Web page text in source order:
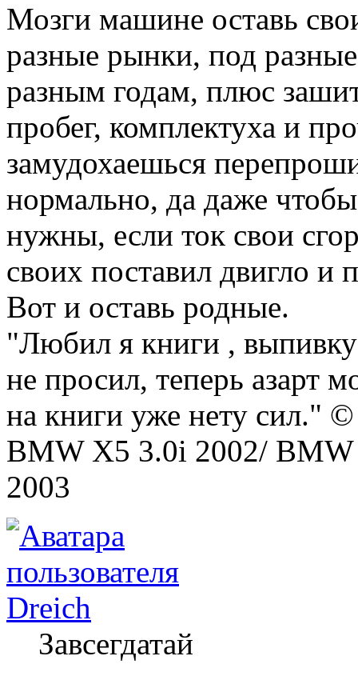
Мозги машине оставь
разные рынки, под
разным годам, плюс
пробег, комплектуха и
замудохаешься
нормально, да даже
нужны, если ток свои
своих поставил двигло и
Вот и оставь родные.
"Любил я книги ,
не просил, теперь азарт
на книги уже нету сил."
BMW X5 3.0i 2002/
2003
Dreich
Завсегдатай